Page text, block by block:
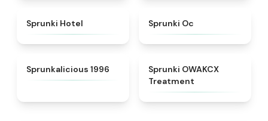
Sprunki Hotel Sprunki Oc
★4.3
Sprunkalicious 1996
Sprunki OWAKCX
Treatment